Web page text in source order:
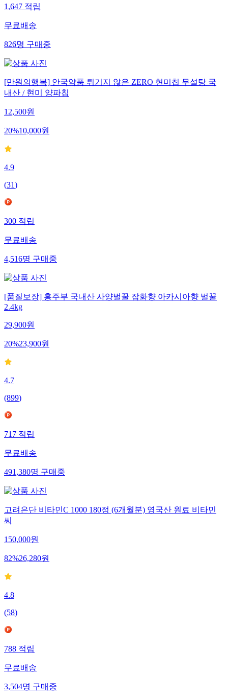
1,647적립
무료배송
826명구매중
[만원의행복] 안국약품 튀기지 않은 ZERO 현미칩 무설탕 국
내산 / 현미 양파칩
12,500원
20%10,000원
4.9
(31)
300적립
무료배송
4,516명구매중
[품질보장] 홍주부 국내산 사양벌꿀 잡화향 아카시아향 벌꿀
2.4kg
29,900원
20%23,900원
4.7
(899)
717적립
무료배송
491,380명구매중
고려은단 비타민C 1000 180정 (6개월분) 영국산 원료 비타민
씨
150,000원
82%26,280원
4.8
(58)
788적립
무료배송
3,504명구매중